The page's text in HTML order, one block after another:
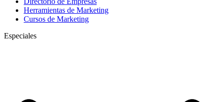
Herramientas de Marketing
Cursos de Marketing
Especiales